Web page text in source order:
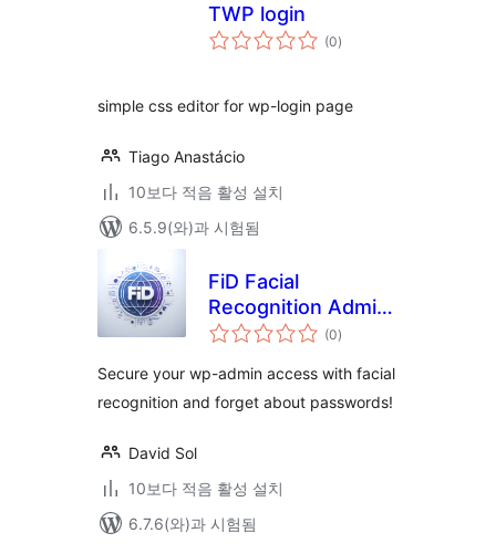
TWP login
(0전
체)
simple css editor for wp-login page
Tiago Anastácio
10보다 적음 활성 설치
6.5.9(와)과 시험됨
FiD Facial
Recognition Admin
Login
(0전
체
점
)
Secure your wp-admin access with facial
recognition and forget about passwords!
David Sol
10보다 적음 활성 설치
6.7.6(와)과 시험됨